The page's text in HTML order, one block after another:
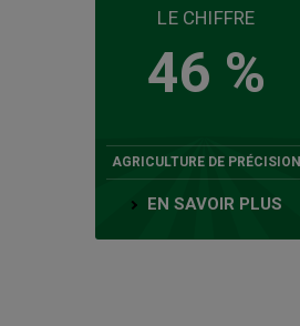
LE CHIFFRE
46 %
AGRICULTURE DE PRÉCISION
EN SAVOIR PLUS